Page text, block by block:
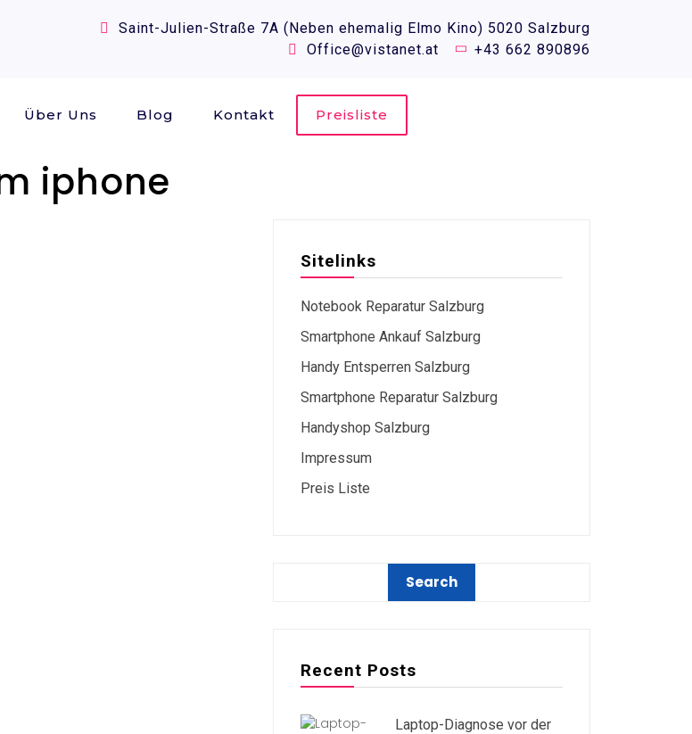
Saint-Julien-Straße 7A (Neben ehemalig Elmo Kino) 5020 Salzburg
Office@vistanet.at
+43 662 890896
Über Uns Blog Kontakt Preisliste
iphone
Sitelinks
Notebook Reparatur Salzburg
Smartphone Ankauf Salzburg
Handy Entsperren Salzburg
Smartphone Reparatur Salzburg
Handyshop Salzburg
Impressum
Preis Liste
Recent Posts
Laptop-Diagnose vor der